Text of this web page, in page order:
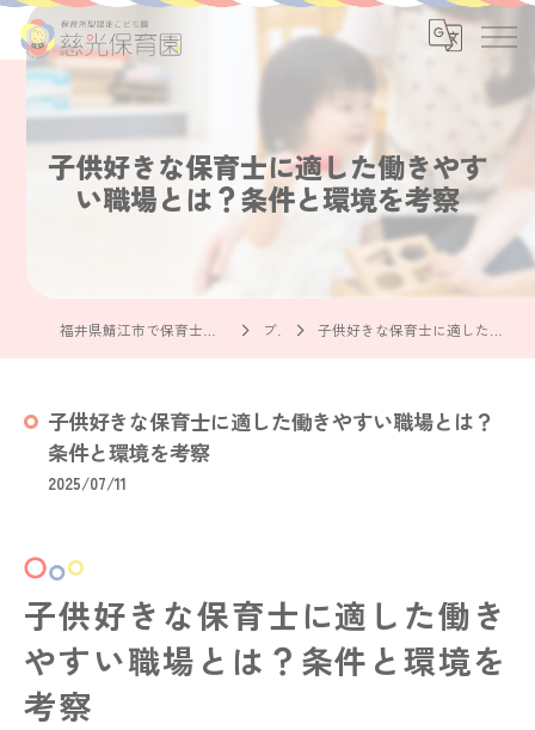
子供好きな保育士に適した働きやす
い職場とは？条件と環境を考察
ブログ 子供好きな保育士に適した働きやすい職場とは？条件と環境を考察
子供好きな保育士に適した働きやすい職場とは？
条件と環境を考察
2025/07/11
子供好きな保育士に適した働き
やすい職場とは？条件と環境を
考察